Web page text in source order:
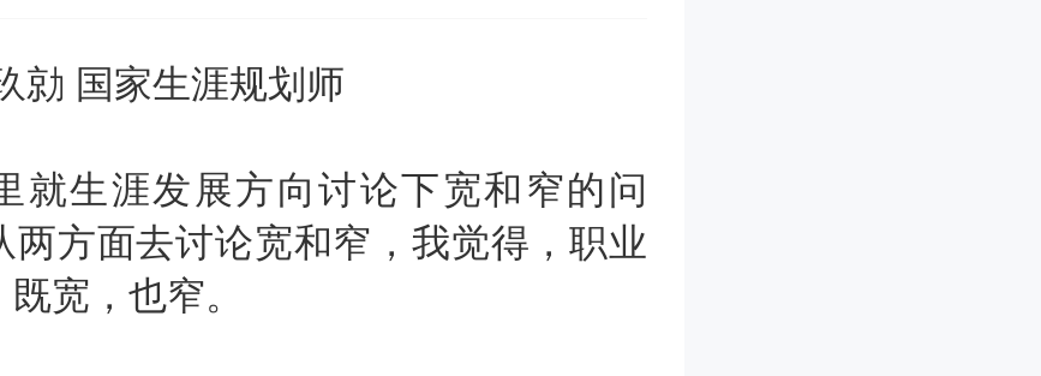
国家生涯规划师
生涯发展方向讨论下宽和窄的问
两方面去讨论宽和窄，我觉得，职业
宽，也窄。